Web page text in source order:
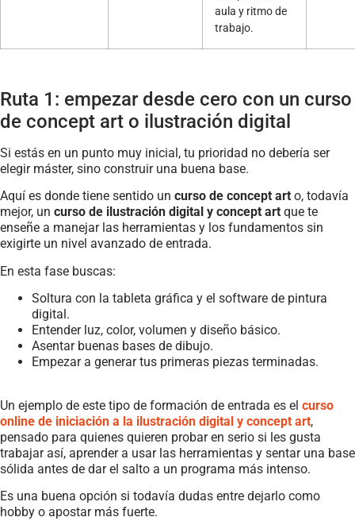
aula y ritmo de
trabajo.
Ruta 1: empezar desde cero con un curso
de concept art o ilustración digital
Si estás en un punto muy inicial, tu prioridad no debería ser
elegir máster, sino construir una buena base.
Aquí es donde tiene sentido un curso de concept art o, todavía
mejor, un curso de ilustración digital y concept art que te
enseñe a manejar las herramientas y los fundamentos sin
exigirte un nivel avanzado de entrada.
En esta fase buscas:
Soltura con la tableta gráfica y el software de pintura
digital.
Entender luz, color, volumen y diseño básico.
Asentar buenas bases de dibujo.
Empezar a generar tus primeras piezas terminadas.
Un ejemplo de este tipo de formación de entrada es el curso
online de iniciación a la ilustración digital y concept art,
pensado para quienes quieren probar en serio si les gusta
trabajar así, aprender a usar las herramientas y sentar una base
sólida antes de dar el salto a un programa más intenso.
Es una buena opción si todavía dudas entre dejarlo como
hobby o apostar más fuerte.